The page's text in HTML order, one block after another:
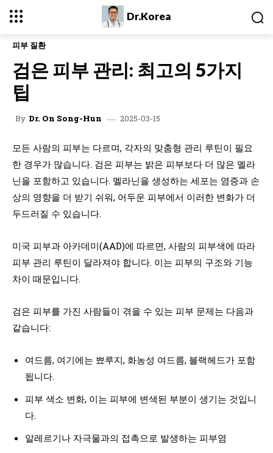
Dr.Korea
피부 질환
검은 피부 관리: 최고의 5가지
팁
By Dr. On Song-Hun 2025-03-15
모든 사람의 피부는 다르며, 각자의 맞춤형 관리 루틴이 필요
한 경우가 많습니다. 검은 피부는 밝은 피부보다 더 많은 멜라
닌을 포함하고 있습니다. 멜라닌을 생성하는 세포는 염증과 손
상의 영향을 더 받기 쉬워, 어두운 피부에서 이러한 변화가 더
두드러질 수 있습니다.
미국 피부과 아카데미(AAD)에 따르면, 사람의 피부색에 따라
피부 관리 루틴이 달라져야 합니다. 이는 피부의 구조와 기능
차이 때문입니다.
검은 피부를 가진 사람들이 겪을 수 있는 피부 문제는 다음과
같습니다:
여드름, 여기에는 뾰루지, 화농성 여드름, 블랙헤드가 포함
됩니다.
피부 색소 변화, 이는 피부에 변색된 부분이 생기는 것입니
다.
알레르기나 자극물과의 접촉으로 발생하는 피부염